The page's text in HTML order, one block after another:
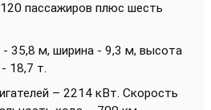
пассажиров плюс шесть
- 35,8 м, ширина - 9,3 м, высота
18,7 т.
– 2214 кВт. Скорость